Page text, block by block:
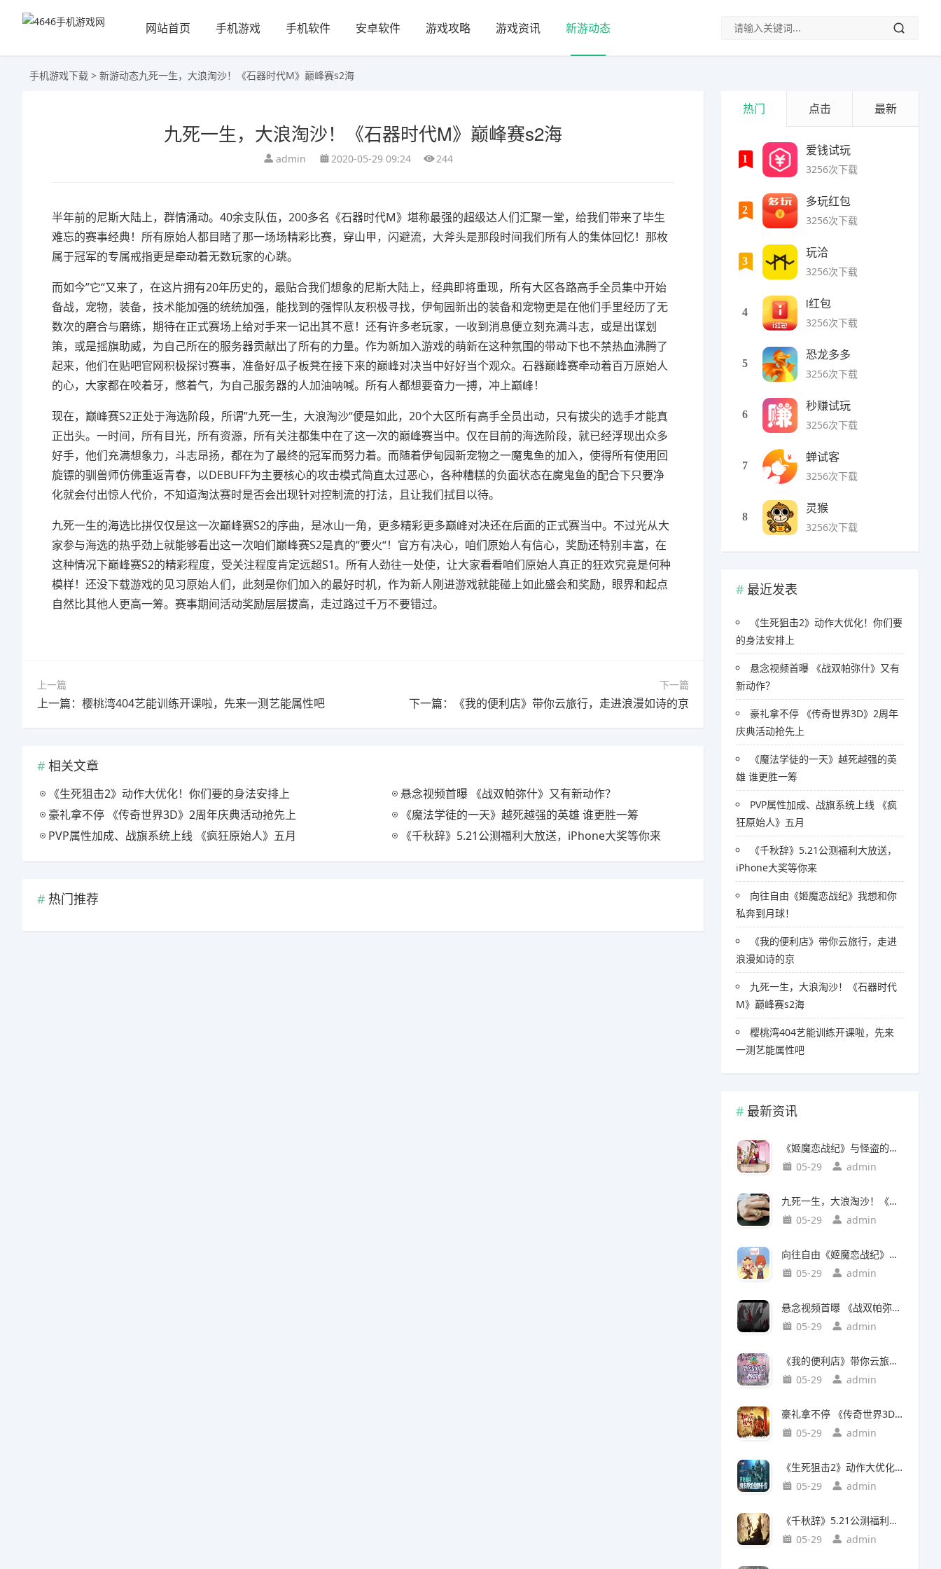
网站首页 手机游戏 手机软件 安卓软件 游戏攻略 游戏资讯 新游动态
手机游戏下载 > 新游动态九死一生，大浪淘沙！《石器时代M》巅峰赛s2海
九死一生，大浪淘沙！《石器时代M》巅峰赛s2海
admin 2020-05-29 09:24 244
半年前的尼斯大陆上，群情涌动。40余支队伍，200多名《石器时代M》堪称最强的超级达人们汇聚一堂，给我们带来了毕生
难忘的赛事经典！所有原始人都目睹了那一场场精彩比赛，穿山甲，闪避流，大斧头是那段时间我们所有人的集体回忆！那枚
属于冠军的专属戒指更是牵动着无数玩家的心跳。
而如今”它“又来了，在这片拥有20年历史的，最贴合我们想象的尼斯大陆上，经典即将重现，所有大区各路高手全员集中开始
备战，宠物，装备，技术能加强的统统加强，能找到的强悍队友积极寻找，伊甸园新出的装备和宠物更是在他们手里经历了无
数次的磨合与磨练，期待在正式赛场上给对手来一记出其不意！还有许多老玩家，一收到消息便立刻充满斗志，或是出谋划
策，或是摇旗助威，为自己所在的服务器贡献出了所有的力量。作为新加入游戏的萌新在这种氛围的带动下也不禁热血沸腾了
起来，他们在贴吧官网积极探讨赛事，准备好瓜子板凳在接下来的巅峰对决当中好好当个观众。石器巅峰赛牵动着百万原始人
的心，大家都在咬着牙，憋着气，为自己服务器的人加油呐喊。所有人都想要奋力一搏，冲上巅峰！
现在，巅峰赛S2正处于海选阶段，所谓”九死一生，大浪淘沙“便是如此，20个大区所有高手全员出动，只有拔尖的选手才能真
正出头。一时间，所有目光，所有资源，所有关注都集中在了这一次的巅峰赛当中。仅在目前的海选阶段，就已经浮现出众多
好手，他们充满想象力，斗志昂扬，都在为了最终的冠军而努力着。而随着伊甸园新宠物之一魔鬼鱼的加入，使得所有使用回
旋镖的驯兽师仿佛重返青春，以DEBUFF为主要核心的攻击模式简直太过恶心，各种糟糕的负面状态在魔鬼鱼的配合下只要净
化就会付出惊人代价，不知道淘汰赛时是否会出现针对控制流的打法，且让我们拭目以待。
九死一生的海选比拼仅仅是这一次巅峰赛S2的序曲，是冰山一角，更多精彩更多巅峰对决还在后面的正式赛当中。不过光从大
家参与海选的热乎劲上就能够看出这一次咱们巅峰赛S2是真的“要火“！官方有决心，咱们原始人有信心，奖励还特别丰富，在
这种情况下巅峰赛S2的精彩程度，受关注程度肯定远超S1。所有人劲往一处使，让大家看看咱们原始人真正的狂欢究竟是何种
模样！还没下载游戏的见习原始人们，此刻是你们加入的最好时机，作为新人刚进游戏就能碰上如此盛会和奖励，眼界和起点
自然比其他人更高一筹。赛事期间活动奖励层层拔高，走过路过千万不要错过。
上一篇
上一篇：樱桃湾404艺能训练开课啦，先来一测艺能属性吧
下一篇
下一篇：《我的便利店》带你云旅行，走进浪漫如诗的京
相关文章
《生死狙击2》动作大优化！你们要的身法安排上
悬念视频首曝 《战双帕弥什》又有新动作？
豪礼拿不停 《传奇世界3D》2周年庆典活动抢先上
《魔法学徒的一天》越死越强的英雄 谁更胜一筹
PVP属性加成、战旗系统上线 《疯狂原始人》五月
《千秋辞》5.21公测福利大放送，iPhone大奖等你来
热门推荐
热门 点击 最新
1
爱钱试玩
3256次下载
2
多玩红包
3256次下载
3
玩洽
3256次下载
4
i红包
3256次下载
5
恐龙多多
3256次下载
6
秒赚试玩
3256次下载
7
蝉试客
3256次下载
8
灵猴
3256次下载
最近发表
《生死狙击2》动作大优化！你们要
的身法安排上
悬念视频首曝 《战双帕弥什》又有
新动作？
豪礼拿不停 《传奇世界3D》2周年
庆典活动抢先上
《魔法学徒的一天》越死越强的英
雄 谁更胜一筹
PVP属性加成、战旗系统上线 《疯
狂原始人》五月
《千秋辞》5.21公测福利大放送，
iPhone大奖等你来
向往自由《姬魔恋战纪》我想和你
私奔到月球！
《我的便利店》带你云旅行，走进
浪漫如诗的京
九死一生，大浪淘沙！《石器时代
M》巅峰赛s2海
樱桃湾404艺能训练开课啦，先来
一测艺能属性吧
最新资讯
《姬魔恋战纪》与怪盗的特别约会
05-29
admin
九死一生，大浪淘沙！《石器时代M》巅峰赛s2海
05-29
admin
向往自由《姬魔恋战纪》我想和你私奔到月球！
05-29
admin
悬念视频首曝 《战双帕弥什》又有新动作？
05-29
admin
《我的便利店》带你云旅行，走进浪漫如诗的京
05-29
admin
豪礼拿不停 《传奇世界3D》2周年庆典活动抢先上
05-29
admin
《生死狙击2》动作大优化！你们要的身法安排上
05-29
admin
《千秋辞》5.21公测福利大放送，iPhone大奖等你来
05-29
admin